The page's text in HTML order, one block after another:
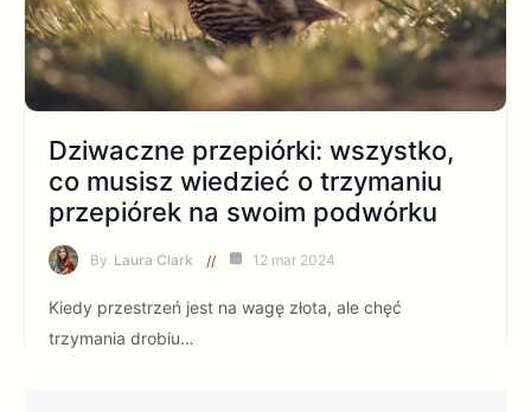
Dziwaczne przepiórki: wszystko,
co musisz wiedzieć o trzymaniu
przepiórek na swoim podwórku
By Laura Clark 12 mar 2024
Kiedy przestrzeń jest na wagę złota, ale chęć
trzymania drobiu…